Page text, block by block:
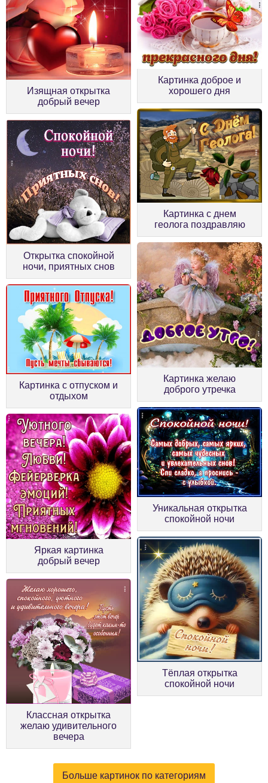
Изящная открытка
добрый вечер
Картинка доброе и
хорошего дня
Открытка спокойной
ночи, приятных снов
Картинка с днем
геолога поздравляю
Картинка с отпуском и
отдыхом
Картинка желаю
доброго утречка
Яркая картинка
добрый вечер
Уникальная открытка
спокойной ночи
Классная открытка
желаю удивительного
вечера
Тёплая открытка
спокойной ночи
Больше картинок по категориям